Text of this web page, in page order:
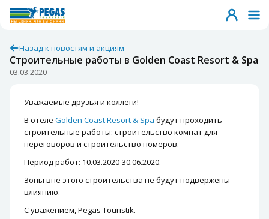
Назад к новостям и акциям
Строительные работы в Golden Coast Resort & Spa
03.03.2020
Уважаемые друзья и коллеги!
В отеле Golden Coast Resort & Spa будут проходить
строительные работы: строительство комнат для
переговоров и строительство номеров.
Период работ: 10.03.2020-30.06.2020.
Зоны вне этого строительства не будут подвержены
влиянию.
С уважением, Pegas Touristik.